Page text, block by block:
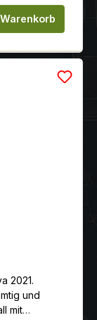
2021.
und
mit